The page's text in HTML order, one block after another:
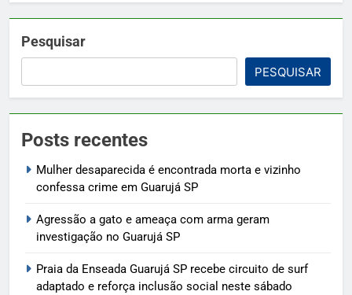
Pesquisar
PESQUISAR
Posts recentes
Mulher desaparecida é encontrada morta e vizinho
confessa crime em Guarujá SP
Agressão a gato e ameaça com arma geram
investigação no Guarujá SP
Praia da Enseada Guarujá SP recebe circuito de surf
adaptado e reforça inclusão social neste sábado